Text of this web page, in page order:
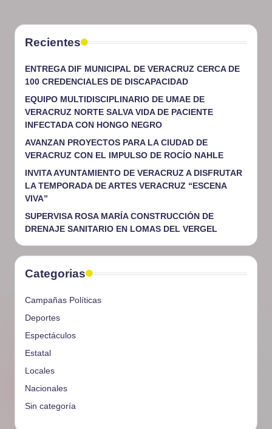
Recientes
ENTREGA DIF MUNICIPAL DE VERACRUZ CERCA DE
100 CREDENCIALES DE DISCAPACIDAD
EQUIPO MULTIDISCIPLINARIO DE UMAE DE
VERACRUZ NORTE SALVA VIDA DE PACIENTE
INFECTADA CON HONGO NEGRO
AVANZAN PROYECTOS PARA LA CIUDAD DE
VERACRUZ CON EL IMPULSO DE ROCÍO NAHLE
INVITA AYUNTAMIENTO DE VERACRUZ A DISFRUTAR
LA TEMPORADA DE ARTES VERACRUZ “ESCENA
VIVA”
SUPERVISA ROSA MARÍA CONSTRUCCIÓN DE
DRENAJE SANITARIO EN LOMAS DEL VERGEL
Categorias
Campañas Políticas
Deportes
Espectáculos
Estatal
Locales
Nacionales
Sin categoría